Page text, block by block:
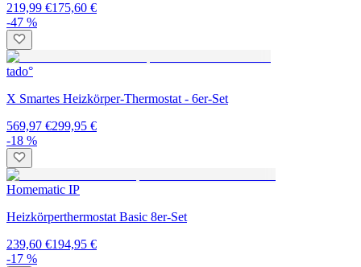
219,99 €175,60 €
-47 %
tado°
X Smartes Heizkörper-Thermostat - 6er-Set
569,97 €299,95 €
-18 %
Homematic IP
Heizkörperthermostat Basic 8er-Set
239,60 €194,95 €
-17 %